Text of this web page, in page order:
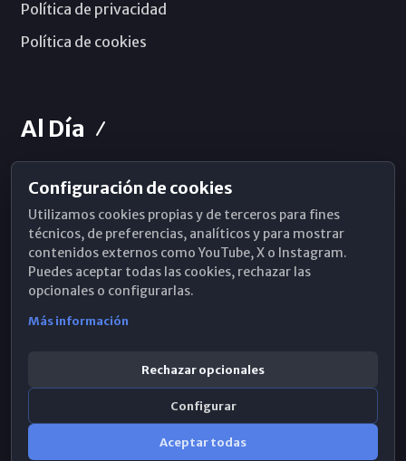
Política de privacidad
Política de cookies
Al Día
Horarios de Misa
Hemeroteca
WhatsApp
Configuración de cookies
Utilizamos cookies propias y de terceros para fines
técnicos, de preferencias, analíticos y para mostrar
contenidos externos como YouTube, X o Instagram.
Puedes aceptar todas las cookies, rechazar las
opcionales o configurarlas.
Más información
Rechazar opcionales
Configurar
Aceptar todas